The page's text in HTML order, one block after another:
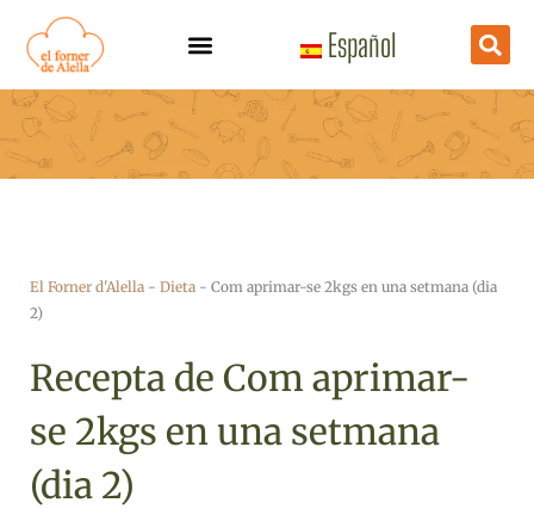
contingut
Español
El Forner d'Alella - Dieta - Com aprimar-se 2kgs en una setmana (dia
2)
Recepta de Com aprimar-
se 2kgs en una setmana
(dia 2)